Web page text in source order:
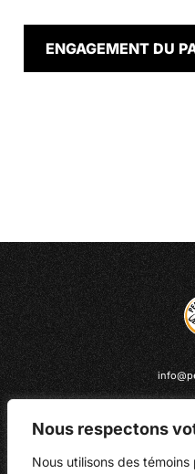
Nous respectons
Nous utilisons des
ENGAGEMENT DU
250, place Chef-
Wendake